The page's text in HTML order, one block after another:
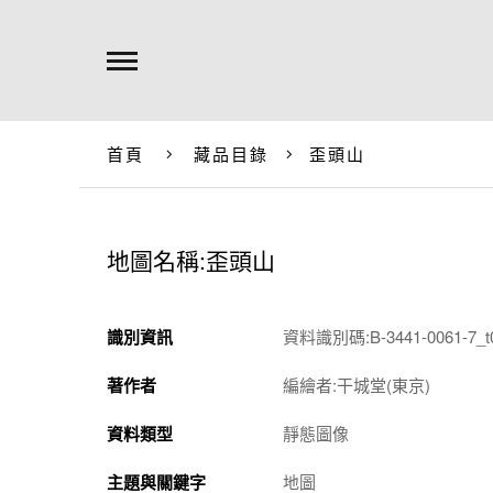
首頁 藏品目錄 歪頭山
地圖名稱:歪頭山
識別資訊 資料識別碼:B-3441-0061-
著作者 編繪者:干城堂(東京)
資料類型 靜態圖像
主題與關鍵字 地圖